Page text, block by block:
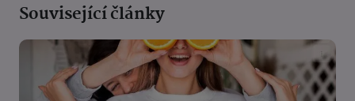
Související články